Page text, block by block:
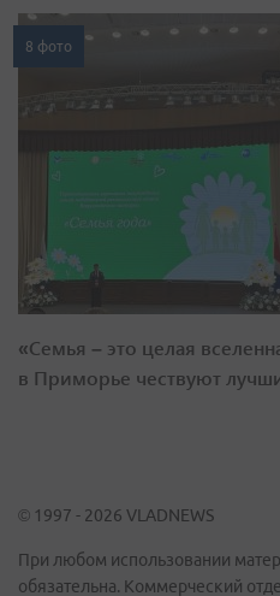
8 фото
«Семья – это целая
в Приморье чествуют
© 1997 - 2026 VLADNEWS
При любом использовании
обязательна. Коммерческий